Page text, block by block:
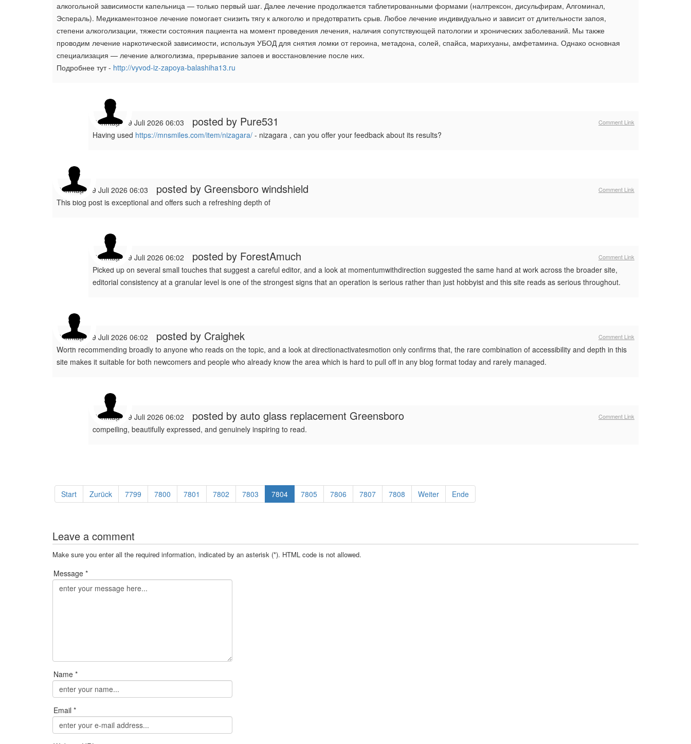
алкогольной зависимости капельница — только первый шаг. Далее лечение продолжается таблетированными формами (налтрексон, дисульфирам, Алгоминал,
Эспераль). Медикаментозное лечение помогает снизить тягу к алкоголю и предотвратить срыв. Любое лечение индивидуально и зависит от длительности запоя,
степени алкоголизации, тяжести состояния пациента на момент проведения лечения, наличия сопутствующей патологии и хронических заболеваний. Мы также
проводим лечение наркотической зависимости, используя УБОД для снятия ломки от героина, метадона, солей, спайса, марихуаны, амфетамина. Однако основная
специализация — лечение алкоголизма, прерывание запоев и восстановление после них.
Подробнее тут - http://vyvod-iz-zapoya-balashiha13.ru
Comment Link
Sonntag, 19 Juli 2026 06:03 posted by Pure531
Having used https://mnsmiles.com/item/nizagara/ - nizagara , can you offer your feedback about its results?
Comment Link
Sonntag, 19 Juli 2026 06:03 posted by Greensboro windshield
This blog post is exceptional and offers such a refreshing depth of
Comment Link
Sonntag, 19 Juli 2026 06:02 posted by ForestAmuch
Picked up on several small touches that suggest a careful editor, and a look at momentumwithdirection suggested the same hand at work across the broader site,
editorial consistency at a granular level is one of the strongest signs that an operation is serious rather than just hobbyist and this site reads as serious throughout.
Comment Link
Sonntag, 19 Juli 2026 06:02 posted by Craighek
Worth recommending broadly to anyone who reads on the topic, and a look at directionactivatesmotion only confirms that, the rare combination of accessibility and depth in this
site makes it suitable for both newcomers and people who already know the area which is hard to pull off in any blog format today and rarely managed.
Comment Link
Sonntag, 19 Juli 2026 06:02 posted by auto glass replacement Greensboro
compelling, beautifully expressed, and genuinely inspiring to read.
Start Zurück 7799 7800 7801 7802 7803 7804 7805 7806 7807 7808 Weiter Ende
Leave a comment
Make sure you enter all the required information, indicated by an asterisk (*). HTML code is not allowed.
Message *
Name *
Email *